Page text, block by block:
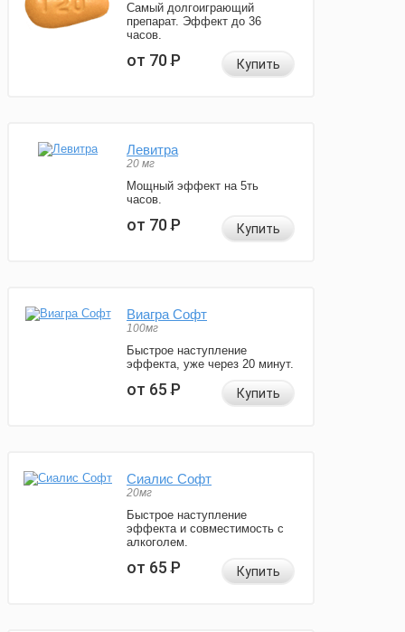
Самый долгоиграющий
препарат. Эффект до 36
часов.
от 70Р Купить
Левитра
20 мг
Мощный эффект на 5ть
часов.
от 70Р Купить
Виагра Софт
100мг
Быстрое наступление
эффекта, уже через 20 минут.
от 65Р Купить
Сиалис Софт
20мг
Быстрое наступление
эффекта и совместимость с
алкоголем.
от 65Р Купить